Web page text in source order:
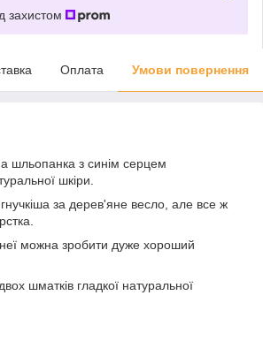
захистом
Оплата Умови повернення
шльопанка з синім серцем
шкіри.
за дерев'яне весло, але все ж
можна зробити дуже хороший
шматків гладкої натуральної